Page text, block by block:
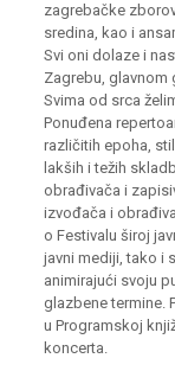
zagrebačke
sredina, kao i
Svi oni dolaze i
Zagrebu, glavnom
Svima od srca
Ponuđena
različitih epoha,
lakših i težih
obrađivača i
izvođača i
o Festivalu široj
javni mediji, tako i
animirajući svoju
glazbene termine.
u Programskoj
koncerta.